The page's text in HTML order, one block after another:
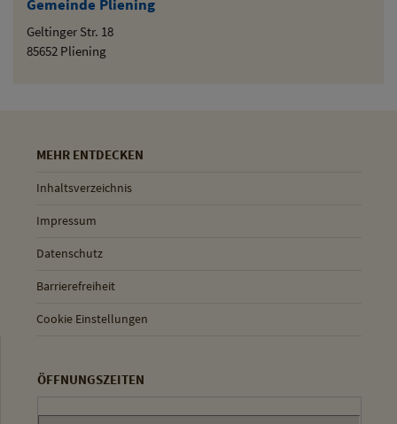
Gemeinde Pliening
Geltinger Str. 18
85652 Pliening
MEHR ENTDECKEN
Inhaltsverzeichnis
Impressum
Datenschutz
Barrierefreiheit
Cookie Einstellungen
ÖFFNUNGSZEITEN